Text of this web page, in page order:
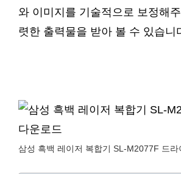
와 이미지를 기술적으로 보정해
렷한 출력물을 받아 볼 수 있습니
삼성 흑백 레이저 복합기 SL-M2077F 드라